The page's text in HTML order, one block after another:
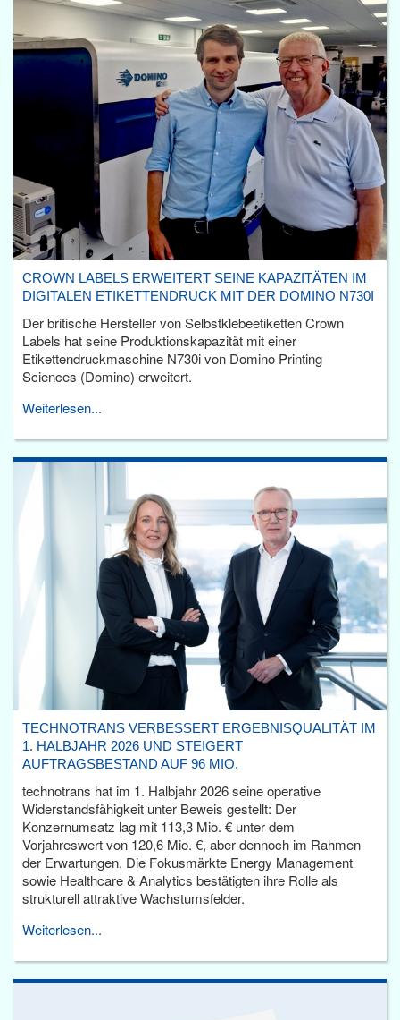
CROWN LABELS ERWEITERT SEINE KAPAZITÄTEN IM
DIGITALEN ETIKETTENDRUCK MIT DER DOMINO N730I
Der britische Hersteller von Selbstklebeetiketten Crown
Labels hat seine Produktionskapazität mit einer
Etikettendruckmaschine N730i von Domino Printing
Sciences (Domino) erweitert.
Weiterlesen...
TECHNOTRANS VERBESSERT ERGEBNISQUALITÄT IM
1. HALBJAHR 2026 UND STEIGERT
AUFTRAGSBESTAND AUF 96 MIO.
technotrans hat im 1. Halbjahr 2026 seine operative
Widerstandsfähigkeit unter Beweis gestellt: Der
Konzernumsatz lag mit 113,3 Mio. € unter dem
Vorjahreswert von 120,6 Mio. €, aber dennoch im Rahmen
der Erwartungen. Die Fokusmärkte Energy Management
sowie Healthcare & Analytics bestätigten ihre Rolle als
strukturell attraktive Wachstumsfelder.
Weiterlesen...